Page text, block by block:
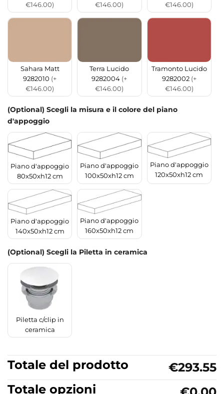
€146.00)
€146.00)
€146.00)
Sahara Matt
9282010 (+
€146.00)
Terra Lucido
9282004 (+
€146.00)
Tramonto Lucido
9282002 (+
€146.00)
(Optional) Scegli la misura e il colore del piano
d'appoggio
Piano d'appoggio
80x50xh12 cm
Piano d'appoggio
100x50xh12 cm
Piano d'appoggio
120x50xh12 cm
Piano d'appoggio
140x50xh12 cm
Piano d'appoggio
160x50xh12 cm
(Optional) Scegli la Piletta in ceramica
Piletta c/clip in
ceramica
Totale del prodotto
€293.55
Totale opzioni